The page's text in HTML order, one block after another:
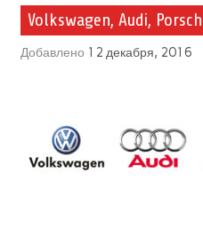
Volkswagen, Audi,
Добавлено 12 декабря, 2016